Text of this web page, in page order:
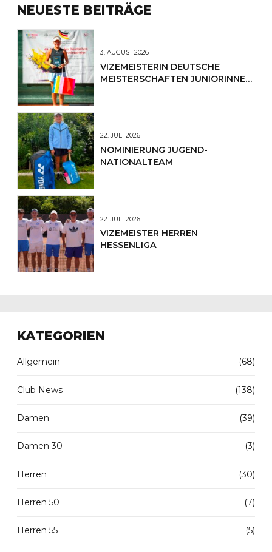
NEUESTE BEITRÄGE
3. AUGUST 2026
VIZEMEISTERIN DEUTSCHE
MEISTERSCHAFTEN JUNIORINNEN
22. JULI 2026
NOMINIERUNG JUGEND-
NATIONALTEAM
22. JULI 2026
VIZEMEISTER HERREN
HESSENLIGA
KATEGORIEN
Allgemein (68)
Club News (138)
Damen (39)
Damen 30 (3)
Herren (30)
Herren 50 (7)
Herren 55 (5)